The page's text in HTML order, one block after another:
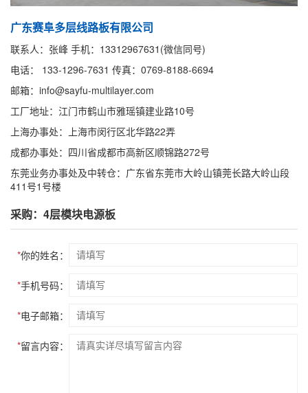
广东赛阜多层线路板有限公司
联系人：张峰 手机：13312967631(微信同号)
电话： 133-1296-7631 传真：0769-8188-6694
邮箱：info@sayfu-multilayer.com
工厂地址：江门市鹤山市雅瑶镇建业路10号
上海办事处：上海市闵行区北华路22弄
成都办事处：四川省成都市高新区顺锦路272号
东莞业务办事处及中转仓：广东省东莞市大岭山镇莞长路大岭山段
411号1号楼
采购：4层模块电源板
*你的姓名：
*手机号码：
*电子邮箱：
*留言内容：